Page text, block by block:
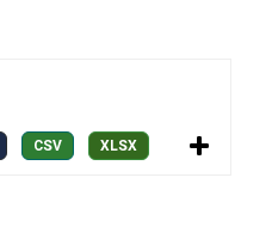
CSV XLSX